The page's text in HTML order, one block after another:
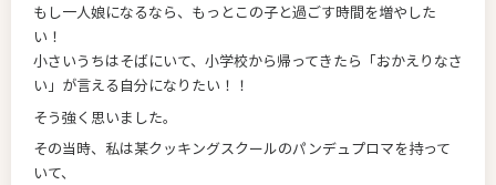
もし一人娘になるなら、もっとこの子と過ごす時間を増やした
い！
小さいうちはそばにいて、小学校から帰ってきたら「おかえりなさ
い」が言える自分になりたい！！
そう強く思いました。
その当時、私は某クッキングスクールのパンデュプロマを持って
いて、